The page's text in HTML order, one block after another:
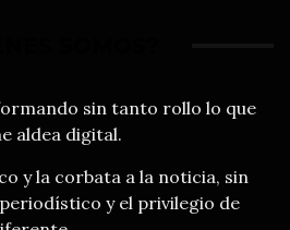
sin tanto rollo lo que
aldea digital.
y la corbata a la noticia, sin
y el privilegio de